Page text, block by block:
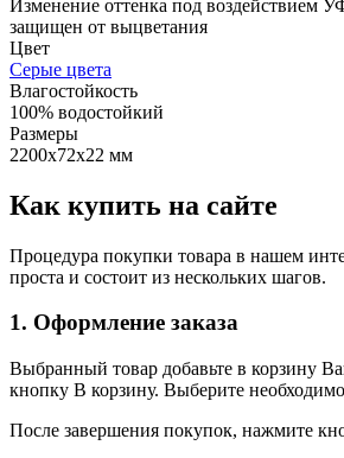
Изменение оттенка под воздействием
защищен от выцветания
Цвет
Серые цвета
Влагостойкость
100% водостойкий
Размеры
2200х72х22 мм
Как купить на сайте
Процедура покупки товара в нашем
проста и состоит из нескольких шагов.
1. Оформление заказа
Выбранный товар добавьте в корзину
кнопку В корзину. Выберите
После завершения покупок, нажмите